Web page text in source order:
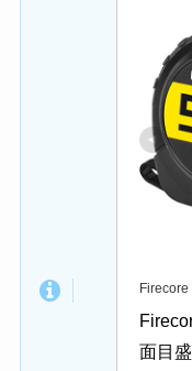
Firecore
面目